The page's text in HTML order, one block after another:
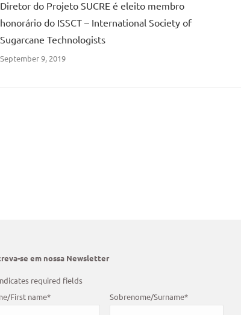
Diretor do Projeto SUCRE é eleito membro
honorário do ISSCT – International Society of
Sugarcane Technologists
September 9, 2019
se em nossa Newsletter
required fields
First name* Sobrenome/Surname*